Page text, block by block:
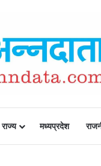
राज्य मध्यप्रदेश
उर्वरकों की समय पर उपलब्धता से